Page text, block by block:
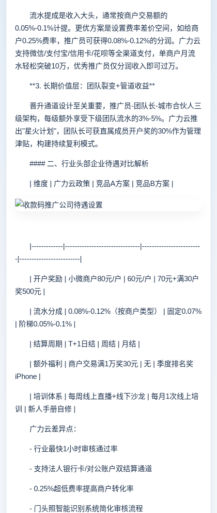
流水提成是收入大头，通常按商户交易额的
0.05%-0.1%计提。更优方案是设置费率差价空间，如给商
户0.25%费率，推广员可获得0.08%-0.12%的分润。广力云
支持微信/支付宝/信用卡/花呗等全渠道支付，单商户月流
水轻松突破10万，优秀推广员仅分润收入即可过万。
**3. 长期价值层：团队裂变+管道收益**
晋升通道设计至关重要，推广员-团队长-城市合伙人三
级架构，每级额外享受下级团队流水的3%-5%。广力云推
出"星火计划"，团队长可获直属成员开户奖的30%作为管理
津贴，构建持续复利模式。
#### 二、行业头部企业待遇对比解析
| 维度 | 广力云政策 | 竞品A方案 | 竞品B方案 |
|-------------|-------------------------------|------------------------
-|-------------------------|
| 开户奖励 | 小微商户80元/户 | 60元/户 | 70元+满30户
奖500元 |
| 流水分成 | 0.08%-0.12%（按商户类型） | 固定0.07%
| 阶梯0.05%-0.1% |
| 结算周期 | T+1日结 | 周结 | 月结 |
| 额外福利 | 商户交易满1万奖30元 | 无 | 季度排名奖
iPhone |
| 培训体系 | 每周线上直播+线下沙龙 | 每月1次线上培
训 | 新人手册自修 |
广力云差异点：
- 行业最快1小时审核通过率
- 支持法人银行卡/对公账户双结算通道
- 0.25%超低费率提高商户转化率
- 门头照智能识别系统简化审核流程